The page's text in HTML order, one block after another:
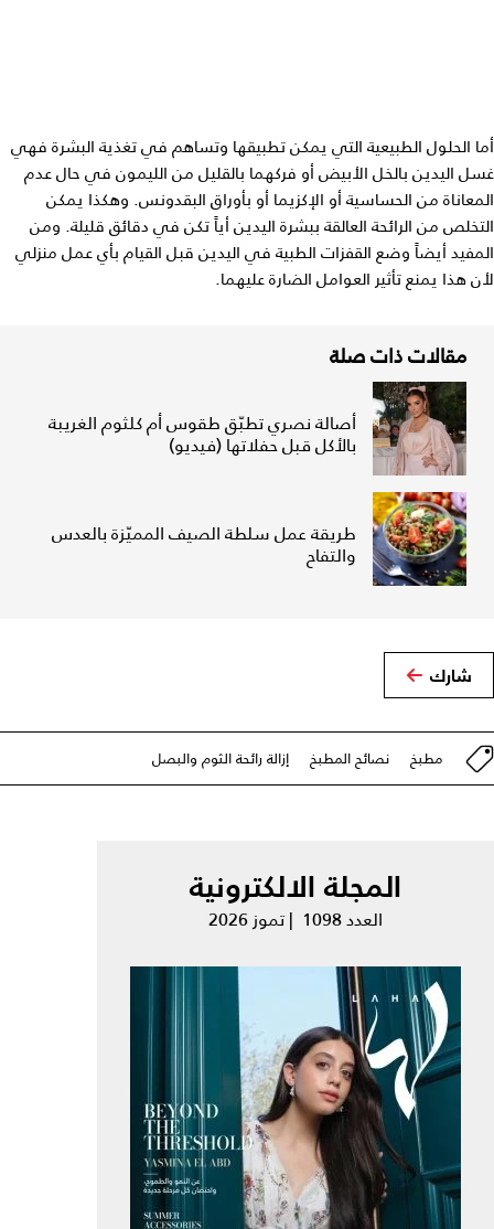
أما الحلول الطبيعية التي يمكن تطبيقها وتساهم في تغذية البشرة فهي
غسل اليدين بالخل الأبيض أو فركهما بالقليل من الليمون في حال عدم
المعاناة من الحساسية أو الإكزيما أو بأوراق البقدونس. وهكذا يمكن
التخلص من الرائحة العالقة ببشرة اليدين أياً تكن في دقائق قليلة. ومن
المفيد أيضاً وضع القفزات الطبية في اليدين قبل القيام بأي عمل منزلي
لأن هذا يمنع تأثير العوامل الضارة عليهما.
مقالات ذات صلة
أصالة نصري تطبّق طقوس أم كلثوم الغريبة
بالأكل قبل حفلاتها (فيديو)
طريقة عمل سلطة الصيف المميّزة بالعدس
والتفاح
شارك
مطبخ نصائح المطبخ إزالة رائحة الثوم والبصل
المجلة الالكترونية
العدد 1098 | تموز 2026